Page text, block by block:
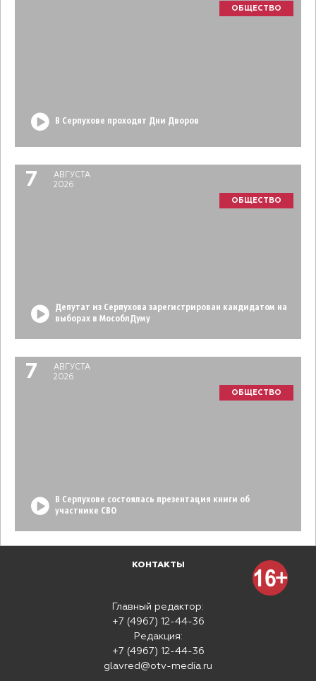
ОБЩЕСТВО
В Серпухове проходят Дни Дворов
7
АВГУСТА
2026
ОБЩЕСТВО
Депутат из Серпухова зарегистрирован кандидатом на
выборах в МособлДуму
7
АВГУСТА
2026
ОБЩЕСТВО
В Серпухове состоялась презентация книги об
участнике СВО
КОНТАКТЫ
Главный редактор:
+7 (4967) 12-44-36
Редакция:
+7 (4967) 12-44-36
glavred@otv-media.ru